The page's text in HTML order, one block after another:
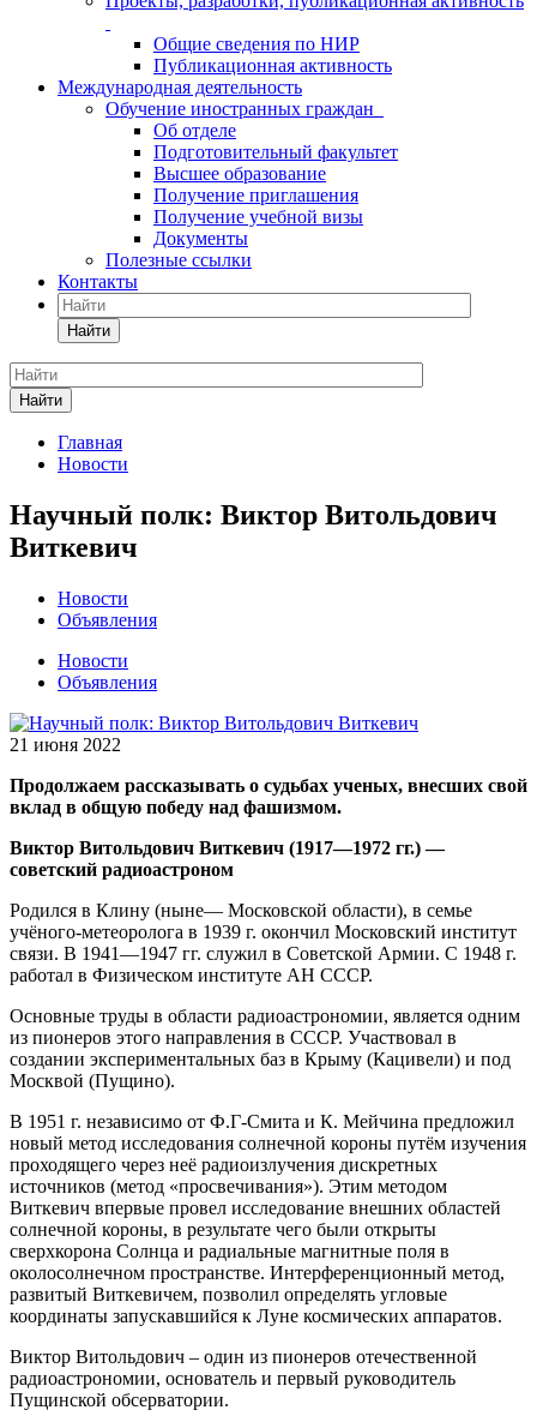
Общие сведения по НИР
Публикационная активность
Международная деятельность
Обучение иностранных граждан
Об отделе
Подготовительный факультет
Высшее образование
Получение приглашения
Получение учебной визы
Документы
Полезные ссылки
Контакты
Найти
Найти
Главная
Новости
Научный полк: Виктор Витольдович
Виткевич
Новости
Объявления
Новости
Объявления
21 июня 2022
Продолжаем рассказывать о судьбах ученых, внесших свой
вклад в общую победу над фашизмом.
Виктор Витольдович Виткевич (1917—1972 гг.) —
советский радиоастроном
Родился в Клину (ныне— Московской области), в семье
учёного-метеоролога в 1939 г. окончил Московский институт
связи. В 1941—1947 гг. служил в Советской Армии. С 1948 г.
работал в Физическом институте АН СССР.
Основные труды в области радиоастрономии, является одним
из пионеров этого направления в СССР. Участвовал в
создании экспериментальных баз в Крыму (Кацивели) и под
Москвой (Пущино).
В 1951 г. независимо от Ф.Г-Смита и К. Мейчина предложил
новый метод исследования солнечной короны путём изучения
проходящего через неё радиоизлучения дискретных
источников (метод «просвечивания»). Этим методом
Виткевич впервые провел исследование внешних областей
солнечной короны, в результате чего были открыты
сверхкорона Солнца и радиальные магнитные поля в
околосолнечном пространстве. Интерференционный метод,
развитый Виткевичем, позволил определять угловые
координаты запускавшийся к Луне космических аппаратов.
Виктор Витольдович – один из пионеров отечественной
радиоастрономии, основатель и первый руководитель
Пущинской обсерватории.